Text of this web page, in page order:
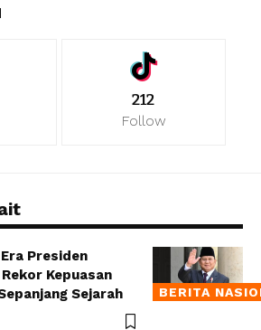
212
Follow
BERITA
Presiden
Kepuasan
Sejarah